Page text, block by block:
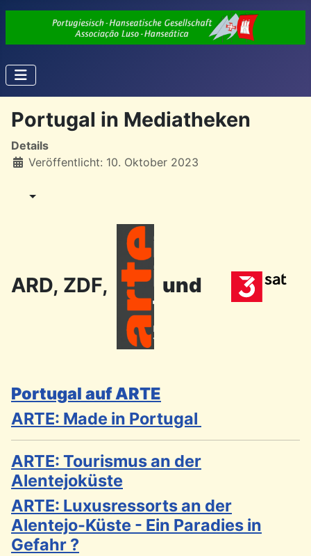
Portugal in Mediatheken
Details
Veröffentlicht: 10. Oktober 2023
ARD, ZDF, und
Portugal auf ARTE
ARTE: Made in Portugal
ARTE: Tourismus an der
Alentejoküste
ARTE: Luxusressorts an der
Alentejo-Küste - Ein Paradies in
Gefahr ?